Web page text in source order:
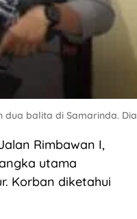
balita di Samarinda. Dia
Rimbawan I,
utama
Korban diketahui